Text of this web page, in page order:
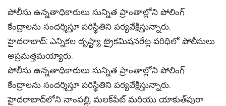
పోలీసు ఉన్నతాధికారులు సున్నిత ప్రాంతాల్లోని పోలింగ్‌
కేంద్రాలను సందర్శిస్తూ పరిస్థితిని పర్యవేక్షిస్తున్నారు.
హైదరాబాద్: ఎన్నికల దృష్ట్యా ట్రైకమిషనరేట్ల పరిధిలో పోలీసులు
అప్రమత్తమయ్యారు.
పోలీసు ఉన్నతాధికారులు సున్నిత ప్రాంతాల్లోని పోలింగ్‌
కేంద్రాలను సందర్శిస్తూ పరిస్థితిని పర్యవేక్షిస్తున్నారు.
హైదరాబాద్‌లోని నాంపల్లి, మలక్‌పేట్ మరియు యాకుత్‌పురా